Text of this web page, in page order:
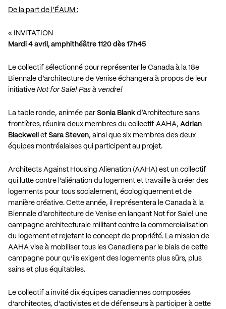
De la part de l’ÉAUM :
« INVITATION
Mardi 4 avril, amphithéâtre 1120 dès 17h45
Le collectif sélectionné pour représenter le Canada à la 18e
Biennale d’architecture de Venise échangera à propos de leur
initiative Not for Sale! Pas à vendre!
La table ronde, animée par Sonia Blank d’Architecture sans
frontières, réunira deux membres du collectif AAHA, Adrian
Blackwell
et Sara Steven, ainsi que six membres des deux
équipes montréalaises qui participent au projet.
Architects Against Housing Alienation (AAHA) est un collectif
qui lutte contre l’aliénation du logement et travaille à créer des
logements pour tous socialement, écologiquement et de
manière créative. Cette année, il représentera le Canada à la
Biennale d’architecture de Venise en lançant Not for Sale! une
campagne architecturale militant contre la commercialisation
du logement et rejetant le concept de propriété. La mission de
AAHA vise à mobiliser tous les Canadiens par le biais de cette
campagne pour qu’ils exigent des logements plus sûrs, plus
sains et plus équitables.
Le collectif a invité dix équipes canadiennes composées
d’architectes, d’activistes et de défenseurs à participer à cette